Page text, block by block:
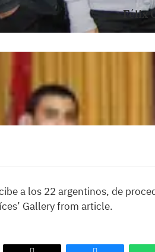
Félix
a los 22 argentinos, de
Gallery from article.